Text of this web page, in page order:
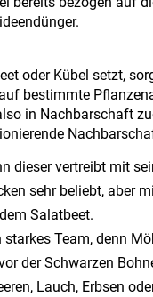
oder Kübel setzt,
bestimmte
in Nachbarschaft
dieser vertreibt mit
sehr beliebt, aber
Salatbeet.
Team, denn
der Schwarzen
Lauch, Erbsen